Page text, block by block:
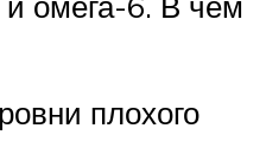
плохого